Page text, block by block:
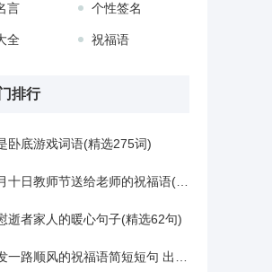
言 个性签名
全 祝福语
排行
卧底游戏词语(精选275词)
逝者家人的暖心句子(精选62句)